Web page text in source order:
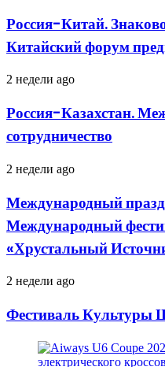
и
социальных
инициатив
Знаковое
событие.
VII
Китайский
форум
Россия-Китай.
Китайский форум
Россия-
Межрегиональное
сотрудничество
2 недели ago
Россия-Казахстан.
сотрудничество
Международный
детского
кино.
V
фестиваль
кино
ИсточникЪ»
2 недели ago
Международный
Международный
«Хрустальный
Фестиваль
ШОС
2 недели ago
Фестиваль